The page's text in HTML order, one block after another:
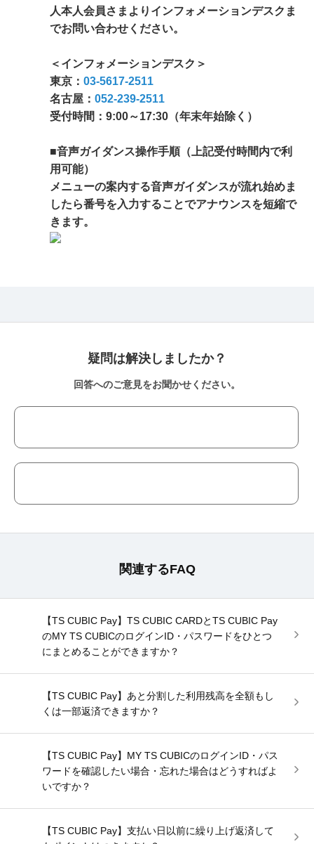
人本人会員さまよりインフォメーションデスクま
でお問い合わせください。
＜インフォメーションデスク＞
東京： 03-5617-2511
名古屋： 052-239-2511
受付時間：9:00～17:30（年末年始除く）
■音声ガイダンス操作手順（上記受付時間内で利
用可能）
メニューの案内する音声ガイダンスが流れ始めま
したら番号を入力することでアナウンスを短縮で
きます。
疑問は解決しましたか？
回答へのご意見をお聞かせください。
関連するFAQ
【TS CUBIC Pay】TS CUBIC CARDとTS CUBIC Pay
のMY TS CUBICのログインID・パスワードをひとつ
にまとめることができますか？
【TS CUBIC Pay】あと分割した利用残高を全額もし
くは一部返済できますか？
【TS CUBIC Pay】MY TS CUBICのログインID・パス
ワードを確認したい場合・忘れた場合はどうすればよ
いですか？
【TS CUBIC Pay】支払い日以前に繰り上げ返済して